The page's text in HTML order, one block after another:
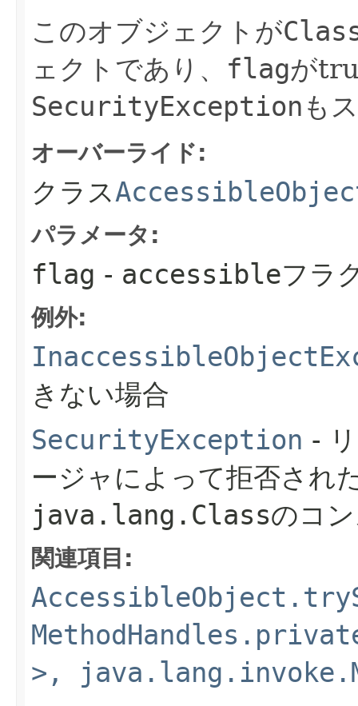
このオブジェクトが
ェクトであり、 flagが
SecurityException も
オーバーライド:
クラス
パラメータ:
flag - accessibleフラ
例外:
きない場合
SecurityException -
ージャによって拒否され
java.lang.Classのコ
関連項目:
>,